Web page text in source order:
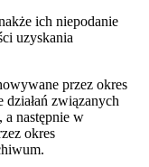
ich niepodanie
uzyskania
przez okres
związanych
a następnie w
okres